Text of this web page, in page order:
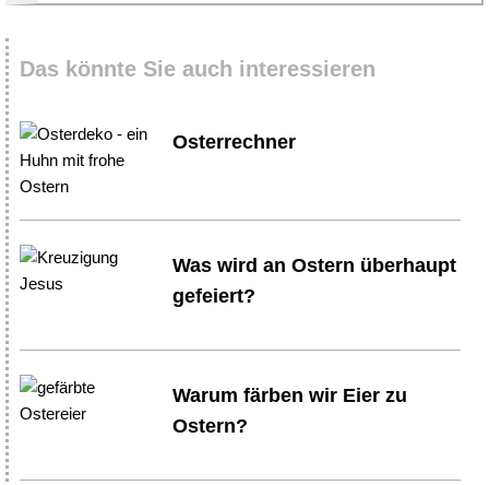
Das könnte Sie auch interessieren
Osterrechner
Was wird an Ostern überhaupt
gefeiert?
Warum färben wir Eier zu
Ostern?